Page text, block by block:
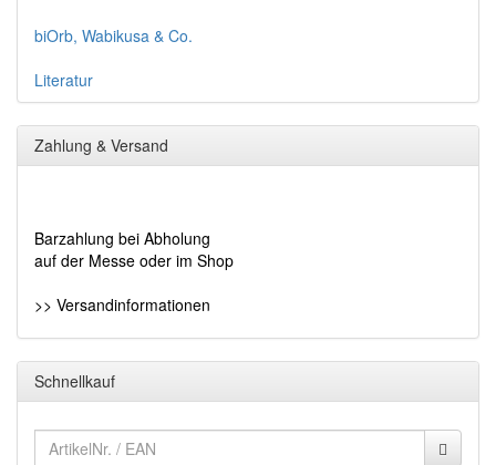
biOrb, Wabikusa & Co.
Literatur
Zahlung & Versand
Barzahlung bei Abholung
auf der Messe oder im Shop
>> Versandinformationen
Schnellkauf